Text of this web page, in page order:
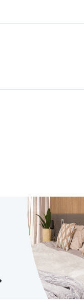
Piscina de uso